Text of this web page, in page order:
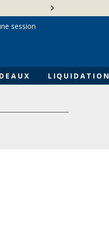
LIQUIDATION
session